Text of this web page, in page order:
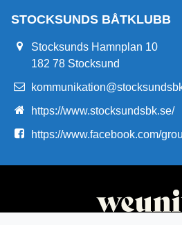
STOCKSUNDS BÅTKLUBB
Stocksunds Hamnplan 10
182 78 Stocksund
https://www.stocksundsbk.se/
https://www.facebook.com/